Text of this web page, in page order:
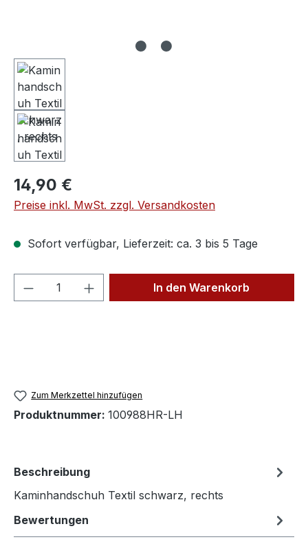
Regulärer Preis:
14,90 €
Preise inkl. MwSt. zzgl. Versandkosten
Sofort verfügbar, Lieferzeit: ca. 3 bis 5 Tage
Produkt Anzahl: Gib denIn den Warenkorb
Zum Merkzettel hinzufügen
Produktnummer: 100988HR-LH
Beschreibung
Kaminhandschuh Textil schwarz, rechts
Bewertungen